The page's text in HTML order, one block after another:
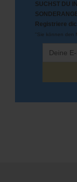
SUCHST DU
Registriere
"Sie können den